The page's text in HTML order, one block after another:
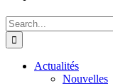
Search
for:
Actualités
Nouvelles